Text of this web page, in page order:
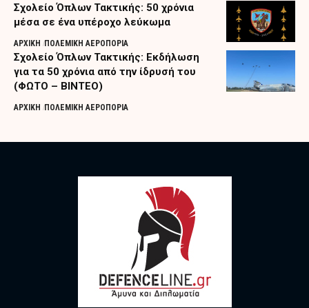
Σχολείο Όπλων Τακτικής: 50 χρόνια
μέσα σε ένα υπέροχο λεύκωμα
ΑΡΧΙΚΗ ΠΟΛΕΜΙΚΗ ΑΕΡΟΠΟΡΙΑ
Σχολείο Όπλων Τακτικής: Εκδήλωση
για τα 50 χρόνια από την ίδρυσή του
(ΦΩΤΟ – ΒΙΝΤΕΟ)
ΑΡΧΙΚΗ ΠΟΛΕΜΙΚΗ ΑΕΡΟΠΟΡΙΑ